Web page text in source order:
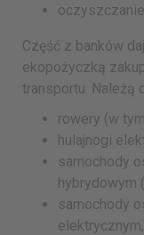
Część z banków
ekopożyczką
transportu. Należą
rowery (w
hulajnogi
samochody
hybrydowym
samochody
elektrycznym,